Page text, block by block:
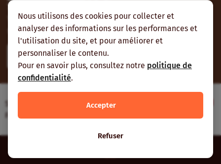
Nous utilisons des cookies pour collecter et
analyser des informations sur les performances et
l'utilisation du site, et pour améliorer et
personnaliser le contenu.
Pour en savoir plus, consultez notre politique de
confidentialité.
Accepter
Refuser
Suivez-nous
Vous pouvez aussi vous abonner à nos flux RSS et nous
suivre sur les réseaux sociaux.
Site web réalisé avec le soutien de l’Agence
Française de Développement
site